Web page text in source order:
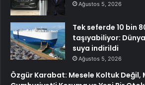
Ağustos 5, 2026
Tek seferde 10 bin
taşıyabiliyor:
suya indirildi
Ağustos 5, 2026
Özgür Karabat: Mesele Koltuk Değil,